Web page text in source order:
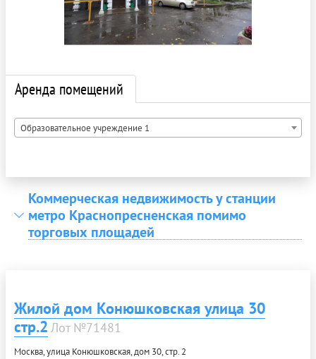
Аренда помещений
Образовательное учреждение 1
Коммерческая недвижимость у станции
метро Краснопресненская помимо
торговых площадей
Жилой дом Конюшковская улица 30
стр.2 Лот №71481
Москва, улица Конюшковская, дом 30, стр. 2